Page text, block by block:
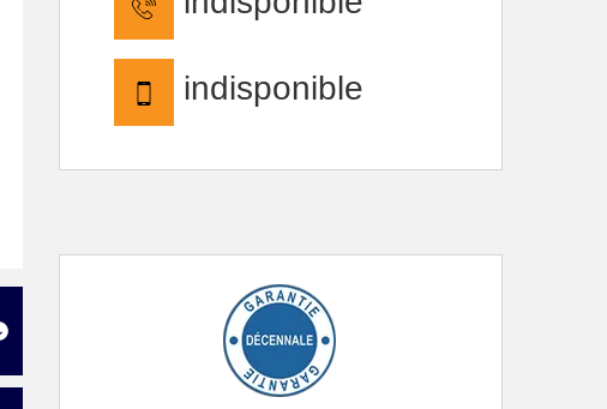
indisponible